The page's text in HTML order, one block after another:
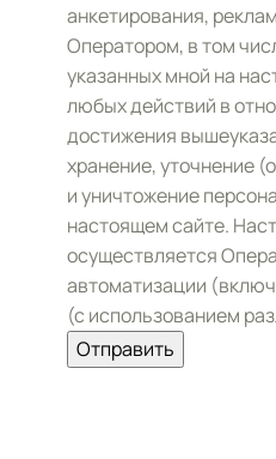
анкетирования,
Оператором, в том
указанных мной на
любых действий в
достижения
хранение, уточнение
и уничтожение
настоящем сайте.
осуществляется
автоматизации
(с использованием
Отправить